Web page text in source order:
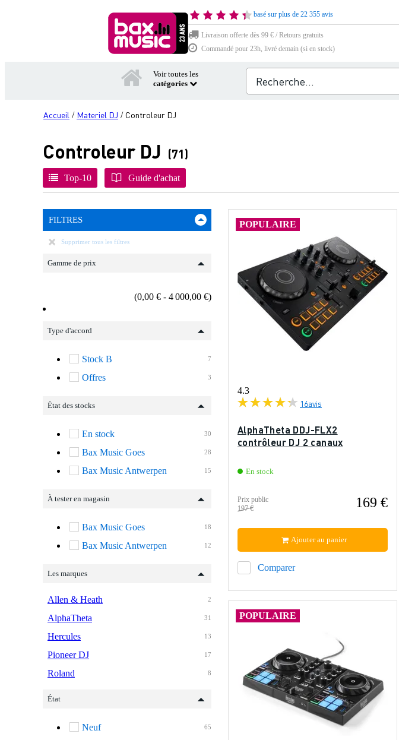
basé sur plus de 22 355 avis
Livraison offerte dès 99 € / Retours gratuits
Commandé pour 23h, livré demain (si en stock)
Voir toutes les
catégories
Accueil / Materiel DJ / Controleur DJ
Controleur DJ (71)
Top-10 Guide d'achat
FILTRES
Supprimer tous les filtres
Gamme de prix
(0,00 € - 4 000,00 €)
Type d'accord
7
Stock B
3
Offres
État des stocks
30
En stock
28
Bax Music Goes
15
Bax Music Antwerpen
À tester en magasin
18
Bax Music Goes
12
Bax Music Antwerpen
Les marques
2
Allen & Heath
31
AlphaTheta
13
Hercules
17
Pioneer DJ
8
Roland
État
65
Neuf
POPULAIRE
4.3
16avis
AlphaTheta DDJ-FLX2
contrôleur DJ 2 canaux
En stock
Prix public
197 €
169 €
Comparer
Ajouter au panier
POPULAIRE